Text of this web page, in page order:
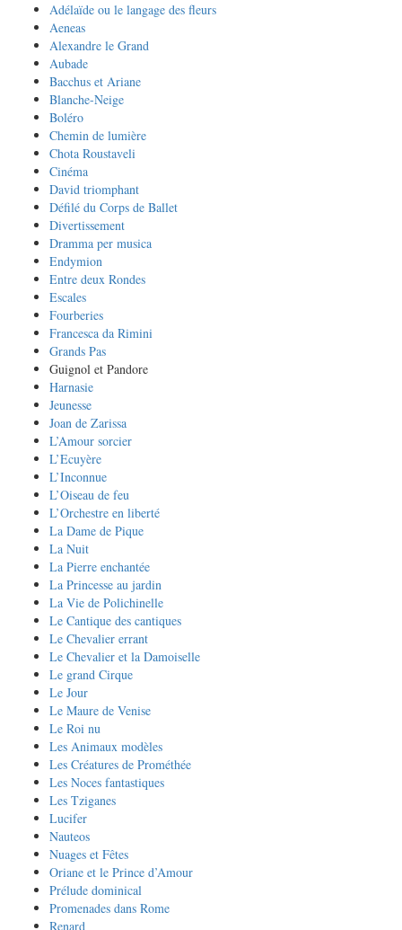
Adélaïde ou le langage des fleurs
Aeneas
Alexandre le Grand
Aubade
Bacchus et Ariane
Blanche-Neige
Boléro
Chemin de lumière
Chota Roustaveli
Cinéma
David triomphant
Défilé du Corps de Ballet
Divertissement
Dramma per musica
Endymion
Entre deux Rondes
Escales
Fourberies
Francesca da Rimini
Grands Pas
Guignol et Pandore
Harnasie
Jeunesse
Joan de Zarissa
L’Amour sorcier
L’Ecuyère
L’Inconnue
L’Oiseau de feu
L’Orchestre en liberté
La Dame de Pique
La Nuit
La Pierre enchantée
La Princesse au jardin
La Vie de Polichinelle
Le Cantique des cantiques
Le Chevalier errant
Le Chevalier et la Damoiselle
Le grand Cirque
Le Jour
Le Maure de Venise
Le Roi nu
Les Animaux modèles
Les Créatures de Prométhée
Les Noces fantastiques
Les Tziganes
Lucifer
Nauteos
Nuages et Fêtes
Oriane et le Prince d’Amour
Prélude dominical
Promenades dans Rome
Renard